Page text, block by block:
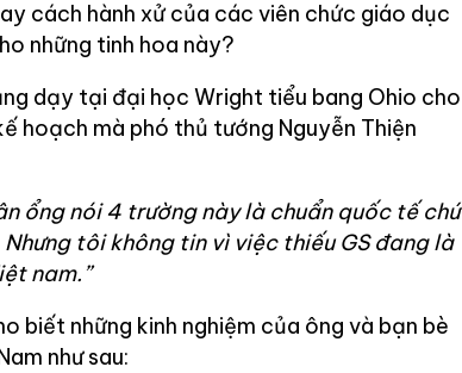
cách hành xử của các viên chức giáo dục
những tinh hoa này?
dạy tại đại học Wright tiểu bang Ohio cho
hoạch mà phó thủ tướng Nguyễn Thiện
ổng nói 4 trường này là chuẩn quốc tế chứ
tôi không tin vì việc thiếu GS đang là
nam.”
biết những kinh nghiệm của ông và bạn bè
như sau: